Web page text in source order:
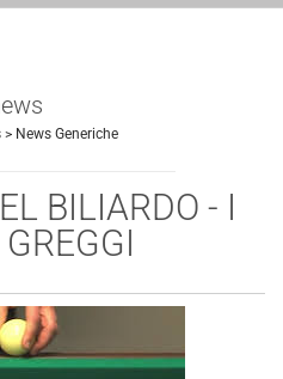
> News Generiche
BILIARDO - I